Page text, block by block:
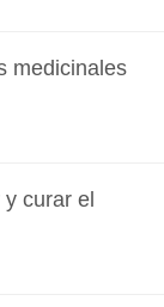
medicinales
curar el